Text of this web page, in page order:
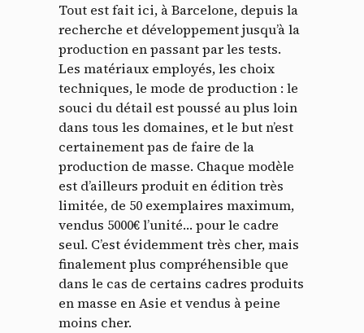
Tout est fait ici, à Barcelone, depuis la
recherche et développement jusqu’à la
production en passant par les tests.
Les matériaux employés, les choix
techniques, le mode de production : le
souci du détail est poussé au plus loin
dans tous les domaines, et le but n’est
certainement pas de faire de la
production de masse. Chaque modèle
est d’ailleurs produit en édition très
limitée, de 50 exemplaires maximum,
vendus 5000€ l’unité… pour le cadre
seul. C’est évidemment très cher, mais
finalement plus compréhensible que
dans le cas de certains cadres produits
en masse en Asie et vendus à peine
moins cher.